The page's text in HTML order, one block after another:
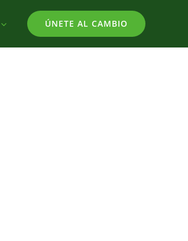
ÚNETE AL CAMBIO